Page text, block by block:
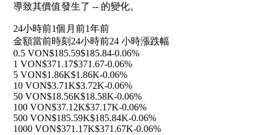
導致其價值發生了 -- 的變化。
24小時前1個月前1年前
金額當前時刻 24小時前24 小時漲跌幅
0.5 VON$185.59$185.84-0.06%
1 VON$371.17$371.67-0.06%
5 VON$1.86K$1.86K-0.06%
10 VON$3.71K$3.72K-0.06%
50 VON$18.56K$18.58K-0.06%
100 VON$37.12K$37.17K-0.06%
500 VON$185.59K$185.84K-0.06%
1000 VON$371.17K$371.67K-0.06%